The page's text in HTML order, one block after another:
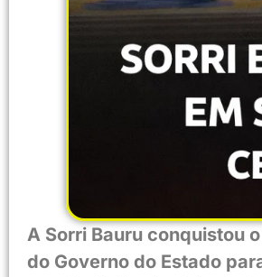
A Sorri Bauru conquistou
do Governo do Estado